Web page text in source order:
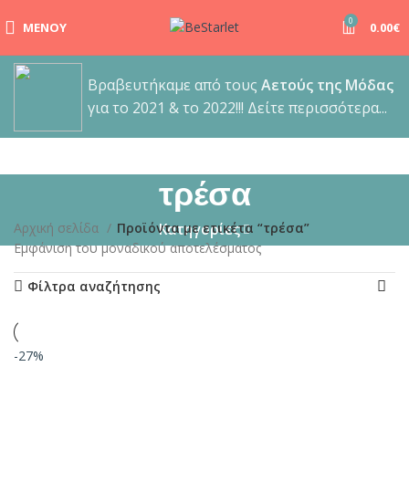
ΜΕΝΟΎ 0 0.00€
Βραβευτήκαμε από τους Αετούς της Μόδας
για το 2021 & το 2022!!! Δείτε περισσότερα...
τρέσα
Κατηγορίες
Αρχική σελίδα
Προϊόντα με ετικέτα “τρέσα”
Εμφάνιση του μοναδικού αποτελέσματος
Φίλτρα αναζήτησης
-27%